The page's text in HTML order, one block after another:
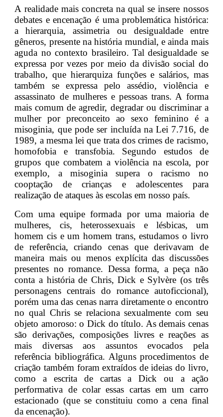
A realidade mais concreta na qual se insere nossos
debates e encenação é uma problemática histórica:
a hierarquia, assimetria ou desigualdade entre
gêneros, presente na história mundial, e ainda mais
aguda no contexto brasileiro. Tal desigualdade se
expressa por vezes por meio da divisão social do
trabalho, que hierarquiza funções e salários, mas
também se expressa pelo assédio, violência e
assassinato de mulheres e pessoas trans. A forma
mais comum de agredir, degradar ou discriminar a
mulher por preconceito ao sexo feminino é a
misoginia, que pode ser incluída na Lei 7.716, de
1989, a mesma lei que trata dos crimes de racismo,
homofobia e transfobia. Segundo estudos de
grupos que combatem a violência na escola, por
exemplo, a misoginia supera o racismo no
cooptação de crianças e adolescentes para
realização de ataques às escolas em nosso país.
Com uma equipe formada por uma maioria de
mulheres, cis, heterossexuais e lésbicas, um
homem cis e um homem trans, estudamos o livro
de referência, criando cenas que derivavam de
maneira mais ou menos explícita das discussões
presentes no romance. Dessa forma, a peça não
conta a história de Chris, Dick e Sylvère (os três
personagens centrais do romance autoficcional),
porém uma das cenas narra diretamente o encontro
no qual Chris se relaciona sexualmente com seu
objeto amoroso: o Dick do título. As demais cenas
são derivações, composições livres e reações as
mais diversas aos assuntos evocados pela
referência bibliográfica. Alguns procedimentos de
criação também foram extraídos de ideias do livro,
como a escrita de cartas a Dick ou a ação
performativa de colar essas cartas em um carro
estacionado (que se constituiu como a cena final
da encenação).